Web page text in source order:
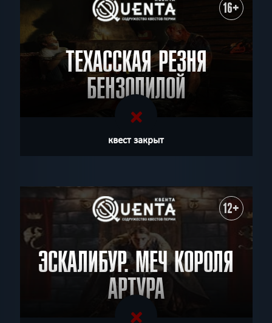
16+
ТЕХАССКАЯ РЕЗНЯ
БЕНЗОПИЛОЙ
квест закрыт
12+
ЭСКАЛИБУР. МЕЧ КОРОЛЯ
АРТУРА